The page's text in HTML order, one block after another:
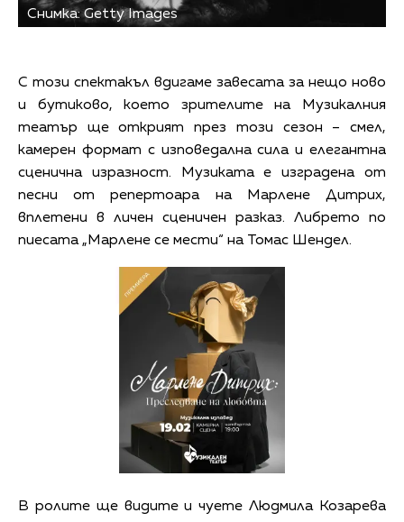
Снимка: Getty Images
С този спектакъл вдигаме завесата за нещо ново
и бутиково, което зрителите на Музикалния
театър ще открият през този сезон – смел,
камерен формат с изповедална сила и елегантна
сценична изразност. Музиката е изградена от
песни от репертоара на Марлене Дитрих,
вплетени в личен сценичен разказ. Либрето по
пиесата „Марлене се мести“ на Томас Шендел.
В ролите ще видите и чуете Людмила Козарева